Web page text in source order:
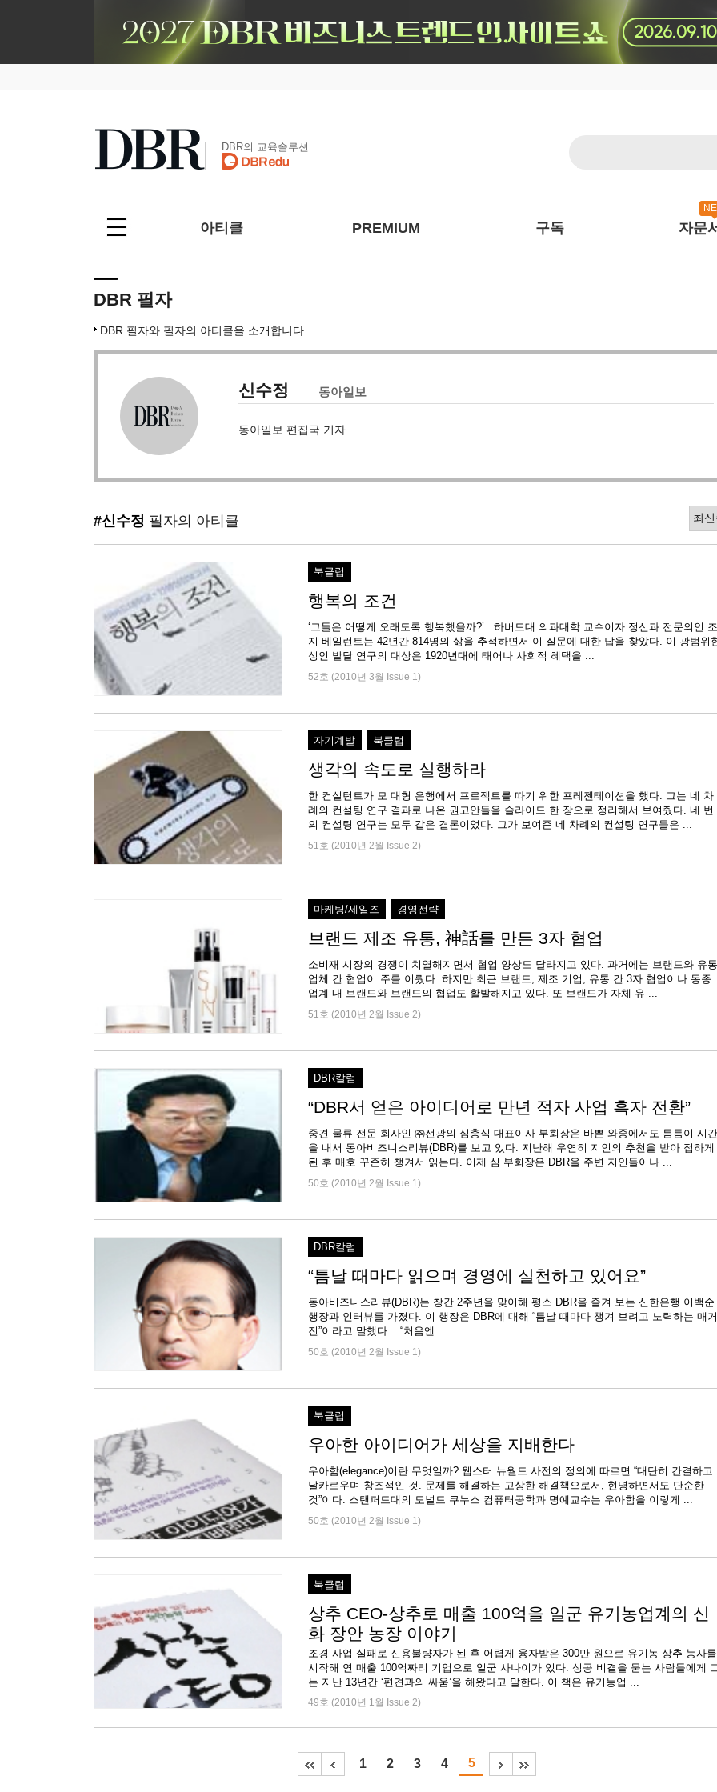
DBR의 교육솔루션
아티클 PREMIUM 구독 자문
DBR 필자
DBR 필자와 필자의 아티클을 소개합니다.
신수정 동아일보
동아일보 편집국 기자
#신수정 필자의 아티클
북클럽
행복의 조건
‘그들은 어떻게 오래도록 행복했을까?’ 하버드대 의과대학 교수이자 정신과 전문의인 조
지 베일런트는 42년간 814명의 삶을 추적하면서 이 질문에 대한 답을 찾았다. 이 광범위
성인 발달 연구의 대상은 1920년대에 태어나 사회적 혜택을 ...
52호 (2010년 3월 Issue 1)
자기계발 북클럽
생각의 속도로 실행하라
한 컨설턴트가 모 대형 은행에서 프로젝트를 따기 위한 프레젠테이션을 했다. 그는 네 차
례의 컨설팅 연구 결과로 나온 권고안들을 슬라이드 한 장으로 정리해서 보여줬다. 네 번
의 컨설팅 연구는 모두 같은 결론이었다. 그가 보여준 네 차례의 컨설팅 연구들은 ...
51호 (2010년 2월 Issue 2)
마케팅/세일즈 경영전략
브랜드 제조 유통, 神話를 만든 3자 협업
소비재 시장의 경쟁이 치열해지면서 협업 양상도 달라지고 있다. 과거에는 브랜드와 유통
업체 간 협업이 주를 이뤘다. 하지만 최근 브랜드, 제조 기업, 유통 간 3자 협업이나 동종
업계 내 브랜드와 브랜드의 협업도 활발해지고 있다. 또 브랜드가 자체 유 ...
51호 (2010년 2월 Issue 2)
DBR칼럼
“DBR서 얻은 아이디어로 만년 적자 사업 흑자 전환”
중견 물류 전문 회사인 ㈜선광의 심충식 대표이사 부회장은 바쁜 와중에서도 틈틈이 시간
을 내서 동아비즈니스리뷰(DBR)를 보고 있다. 지난해 우연히 지인의 추천을 받아 접하게
된 후 매호 꾸준히 챙겨서 읽는다. 이제 심 부회장은 DBR을 주변 지인들이나 ...
50호 (2010년 2월 Issue 1)
DBR칼럼
“틈날 때마다 읽으며 경영에 실천하고 있어요”
동아비즈니스리뷰(DBR)는 창간 2주년을 맞이해 평소 DBR을 즐겨 보는 신한은행 이백순
행장과 인터뷰를 가졌다. 이 행장은 DBR에 대해 “틈날 때마다 챙겨 보려고 노력하는 매거
진”이라고 말했다. “처음엔 ...
50호 (2010년 2월 Issue 1)
북클럽
우아한 아이디어가 세상을 지배한다
우아함(elegance)이란 무엇일까? 웹스터 뉴월드 사전의 정의에 따르면 “대단히 간결하고
날카로우며 창조적인 것. 문제를 해결하는 고상한 해결책으로서, 현명하면서도 단순한
것”이다. 스탠퍼드대의 도널드 쿠누스 컴퓨터공학과 명예교수는 우아함을 이렇게 ...
50호 (2010년 2월 Issue 1)
북클럽
상추 CEO-상추로 매출 100억을 일군 유기농업계의 신
화 장안 농장 이야기
조경 사업 실패로 신용불량자가 된 후 어렵게 융자받은 300만 원으로 유기농 상추 농사를
시작해 연 매출 100억짜리 기업으로 일군 사나이가 있다. 성공 비결을 묻는 사람들에게
는 지난 13년간 ‘편견과의 싸움’을 해왔다고 말한다. 이 책은 유기농업 ...
49호 (2010년 1월 Issue 2)
1 2 3 4 5